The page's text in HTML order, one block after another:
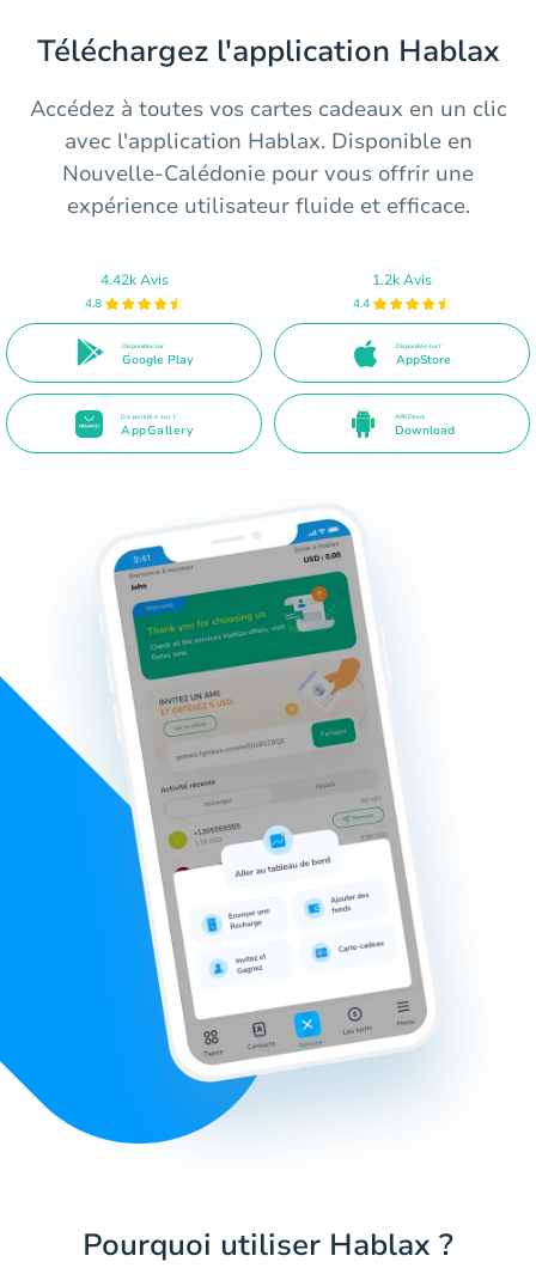
Téléchargez l'application Hablax
Accédez à toutes vos cartes cadeaux en un clic
avec l'application Hablax. Disponible en
Nouvelle-Calédonie pour vous offrir une
expérience utilisateur fluide et efficace.
4.42k Avis
4.8
Disponible sur
Google Play
1.2k Avis
4.4
Disponible sur l'
AppStore
Disponible sur l'
AppGallery
APK Direct
Download
Pourquoi utiliser Hablax ?